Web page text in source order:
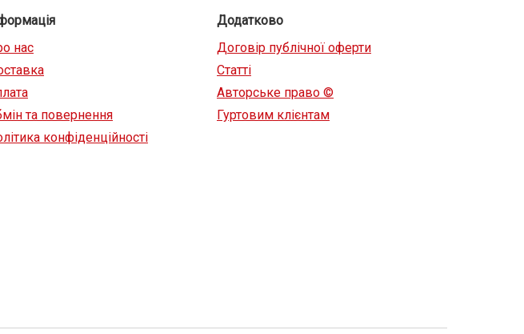
нас
та повернення
конфіденційності
Додатково
Договір публічної оферти
Статті
Авторське право ©
Гуртовим клієнтам